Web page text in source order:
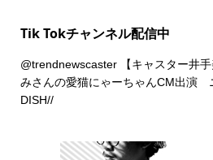
Tik Tokチャンネル配信中
@trendnewscaster【キャスター井手
みさんの愛猫にゃーちゃんCM出演
DISH//